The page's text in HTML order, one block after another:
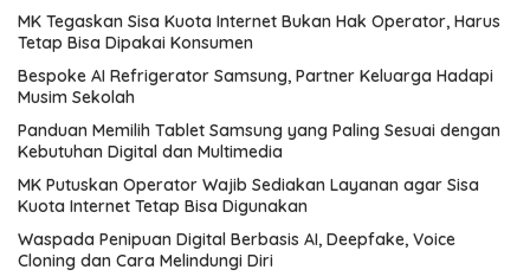
MK Tegaskan Sisa Kuota Internet Bukan Hak Operator, Harus
Tetap Bisa Dipakai Konsumen
Bespoke AI Refrigerator Samsung, Partner Keluarga Hadapi
Musim Sekolah
Panduan Memilih Tablet Samsung yang Paling Sesuai dengan
Kebutuhan Digital dan Multimedia
MK Putuskan Operator Wajib Sediakan Layanan agar Sisa
Kuota Internet Tetap Bisa Digunakan
Waspada Penipuan Digital Berbasis AI, Deepfake, Voice
Cloning dan Cara Melindungi Diri